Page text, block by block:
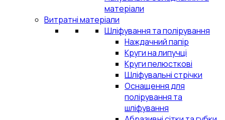
матеріали
Витратні матеріали
Шліфування та полірування
Наждачний папір
Круги на липучці
Круги пелюсткові
Шліфувальні стрічки
Оснащення для
полірування та
шліфування